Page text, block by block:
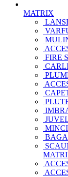
MATRIX
FIRE